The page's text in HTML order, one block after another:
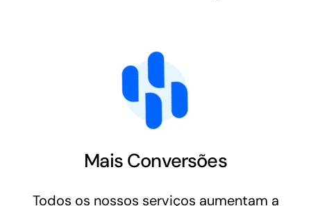
Mais Conversões
Todos os nossos serviços aumentam a